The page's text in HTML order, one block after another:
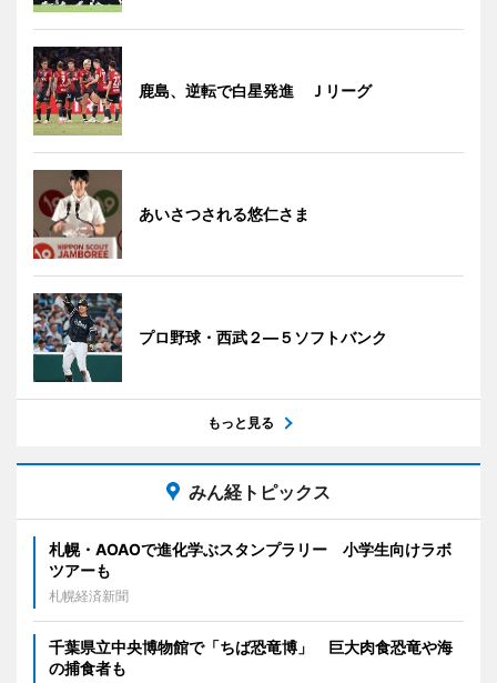
鹿島、逆転で白星発進 Ｊリーグ
あいさつされる悠仁さま
プロ野球・西武２―５ソフトバンク
もっと見る
みん経トピックス
札幌・AOAOで進化学ぶスタンプラリー 小学生向けラボ
ツアーも
札幌経済新聞
千葉県立中央博物館で「ちば恐竜博」 巨大肉食恐竜や海
の捕食者も